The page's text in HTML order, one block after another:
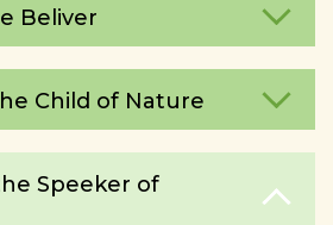
Beliver
Child of Nature
Speeker of